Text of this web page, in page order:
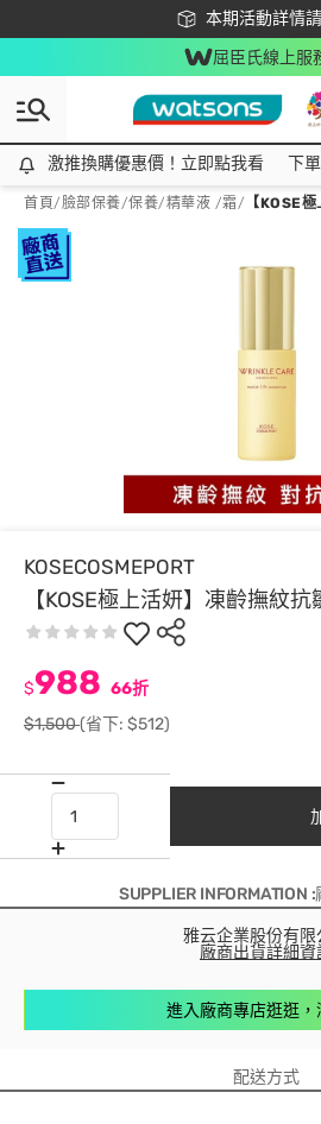
本期活動詳情
下載app最高回
屈臣氏線上服
激推換購優惠價！立即點我看
激推換購優惠價！立即點我看 下
首頁/臉部保養/保養/精華液 /霜/ 【KOSE
KOSECOSMEPORT
【KOSE極上活妍】凍齡撫紋
$988 66折
$1,500(省下: $512)
SUPPLIER INFORMATION
雅云企業股份有限
廠商出貨詳細資
進入廠商專店逛逛，
配送方式